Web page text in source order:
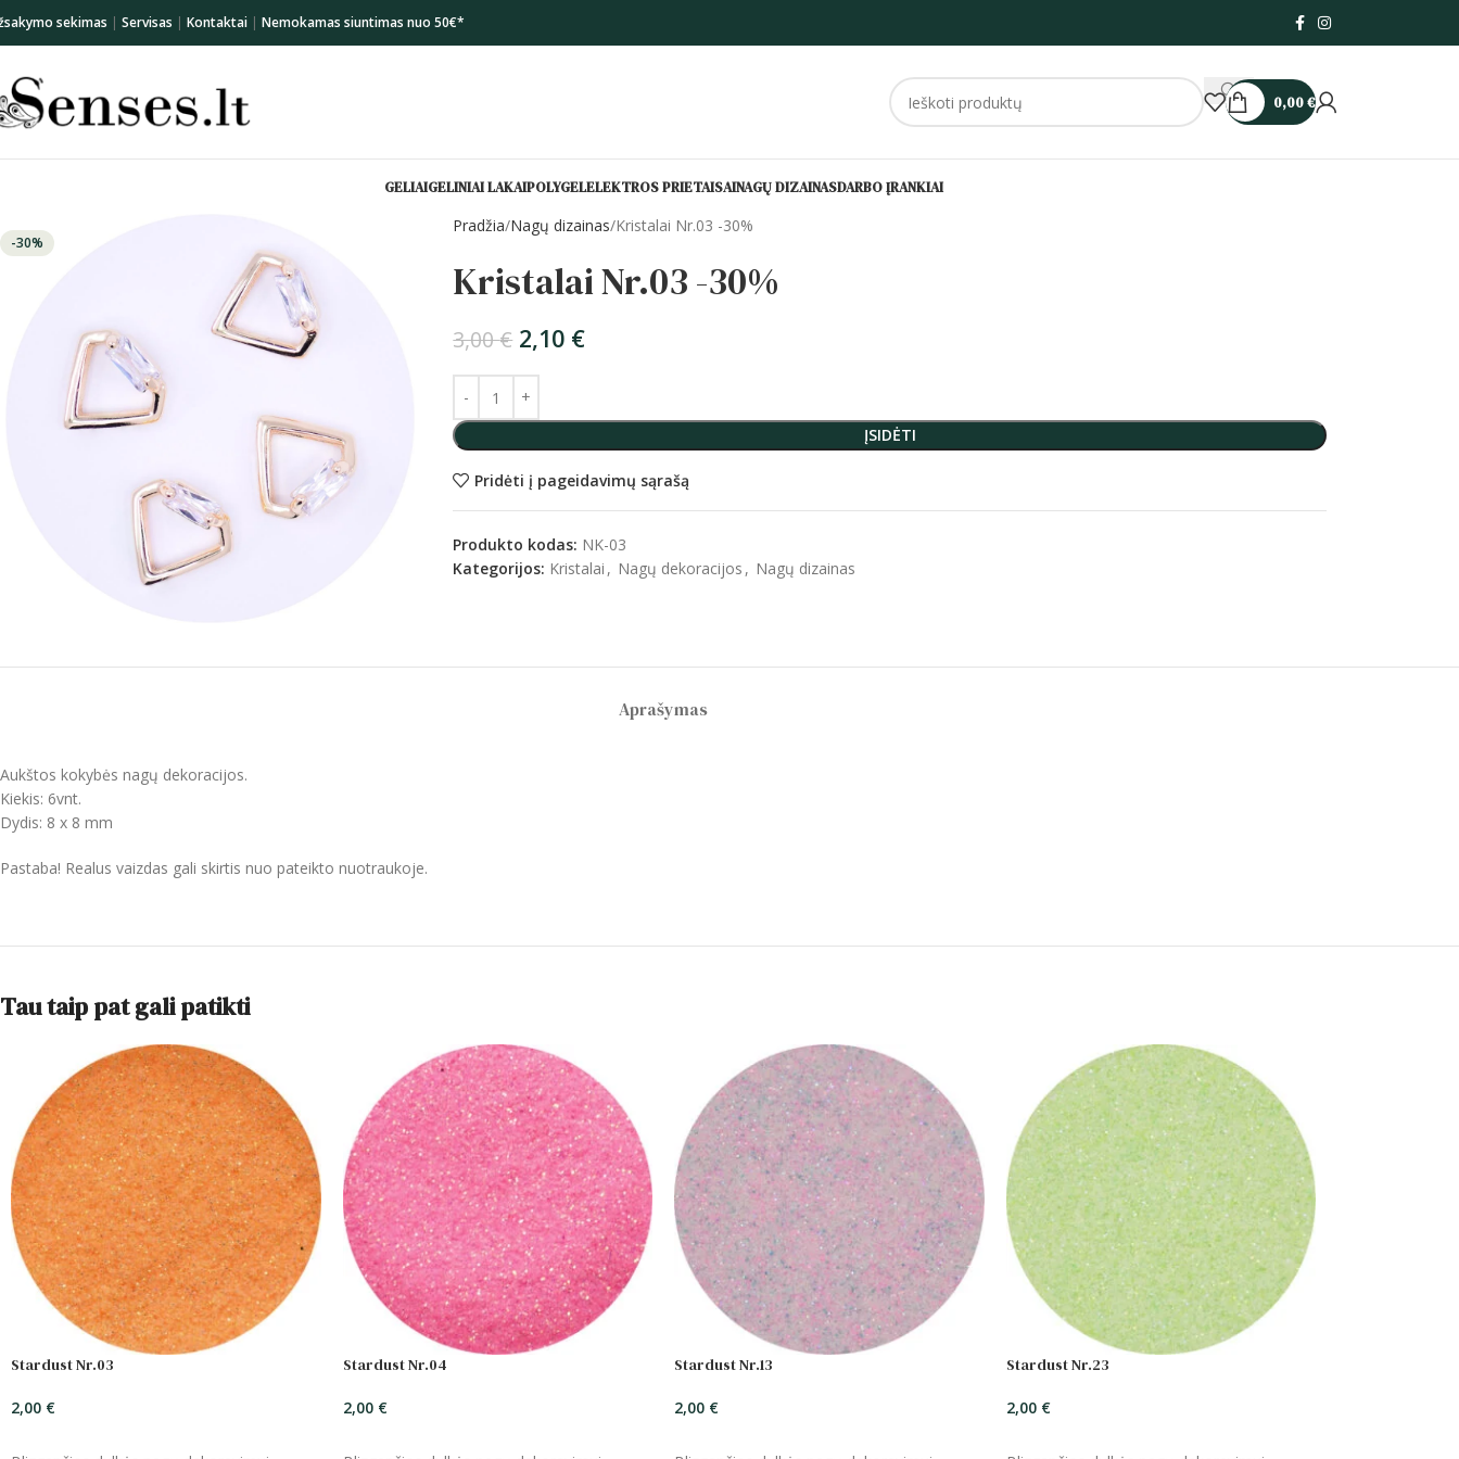
sekimas | Servisas | Kontaktai | Nemokamas siuntimas nuo 50€*
0,00€
GELIAIGELINIAI LAKAIPOLYGELELEKTROS PRIETAISAINAGŲ DIZAINASDARBO ĮRANKIAI
-30%
Pradžia Nagų dizainas Kristalai Nr.03 -30%
Kristalai Nr.03 -30%
3,00€ 2,10 €
ĮSIDĖTI
Pridėti į pageidavimų sąrašą
Produkto kodas: NK-03
Kategorijos: Kristalai , Nagų dekoracijos , Nagų dizainas
Aprašymas
Aukštos kokybės nagų dekoracijos.
Kiekis: 6vnt.
Dydis: 8 x 8 mm
Pastaba! Realus vaizdas gali skirtis nuo pateikto nuotraukoje.
Tau taip pat gali patikti
Stardust Nr.03
2,00 €
Stardust Nr.04
2,00 €
Stardust Nr.13
2,00 €
Stardust Nr.23
2,00 €